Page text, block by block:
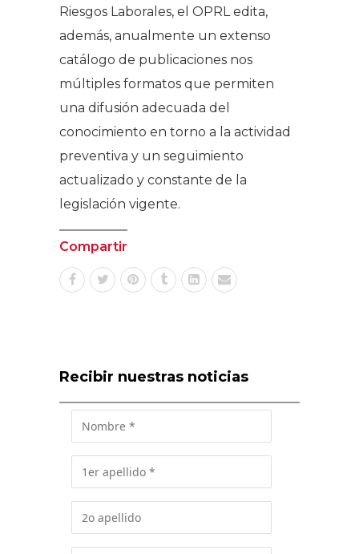
Riesgos Laborales, el OPRL edita,
además, anualmente un extenso
catálogo de publicaciones nos
múltiples formatos que permiten
una difusión adecuada del
conocimiento en torno a la actividad
preventiva y un seguimiento
actualizado y constante de la
legislación vigente.
Compartir
Recibir nuestras noticias